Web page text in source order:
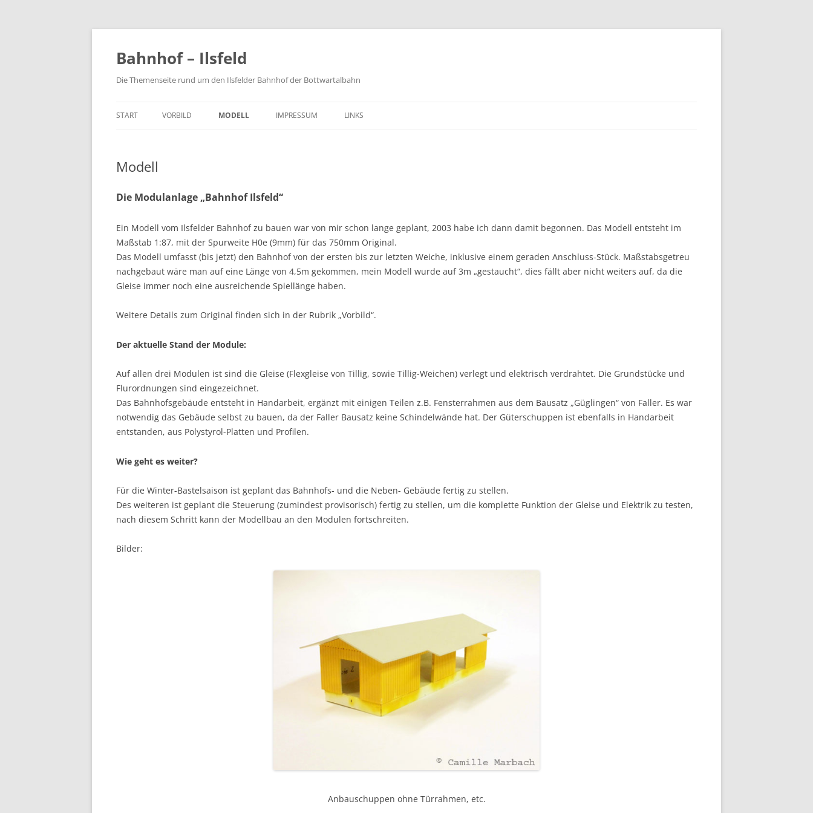
Zum
springen
Bahnhof – Ilsfeld
Die Themenseite rund um den Ilsfelder Bahnhof der Bottwartalbahn
START VORBILD MODELL IMPRESSUM LINKS
Modell
Die Modulanlage „Bahnhof Ilsfeld“
Ein Modell vom Ilsfelder Bahnhof zu bauen war von mir schon lange geplant, 2003 habe ich dann damit begonnen. Das Modell entsteht im
Maßstab 1:87, mit der Spurweite H0e (9mm) für das 750mm Original.
Das Modell umfasst (bis jetzt) den Bahnhof von der ersten bis zur letzten Weiche, inklusive einem geraden Anschluss-Stück. Maßstabsgetreu
nachgebaut wäre man auf eine Länge von 4,5m gekommen, mein Modell wurde auf 3m „gestaucht“, dies fällt aber nicht weiters auf, da die
Gleise immer noch eine ausreichende Spiellänge haben.
Weitere Details zum Original finden sich in der Rubrik „Vorbild“.
Der aktuelle Stand der Module:
Auf allen drei Modulen ist sind die Gleise (Flexgleise von Tillig, sowie Tillig-Weichen) verlegt und elektrisch verdrahtet. Die Grundstücke und
Flurordnungen sind eingezeichnet.
Das Bahnhofsgebäude entsteht in Handarbeit, ergänzt mit einigen Teilen z.B. Fensterrahmen aus dem Bausatz „Güglingen“ von Faller. Es war
notwendig das Gebäude selbst zu bauen, da der Faller Bausatz keine Schindelwände hat. Der Güterschuppen ist ebenfalls in Handarbeit
entstanden, aus Polystyrol-Platten und Profilen.
Wie geht es weiter?
Für die Winter-Bastelsaison ist geplant das Bahnhofs- und die Neben- Gebäude fertig zu stellen.
Des weiteren ist geplant die Steuerung (zumindest provisorisch) fertig zu stellen, um die komplette Funktion der Gleise und Elektrik zu testen,
nach diesem Schritt kann der Modellbau an den Modulen fortschreiten.
Bilder:
Anbauschuppen ohne Türrahmen, etc.